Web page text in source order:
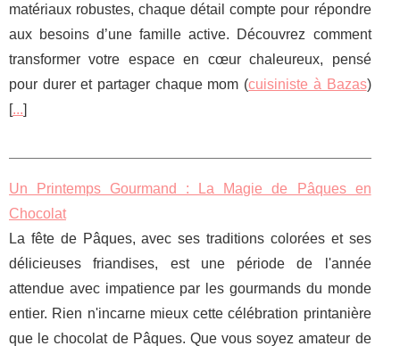
matériaux robustes, chaque détail compte pour répondre
aux besoins d’une famille active. Découvrez comment
transformer votre espace en cœur chaleureux, pensé
pour durer et partager chaque mom (cuisiniste à Bazas)
[...]
Un Printemps Gourmand : La Magie de Pâques en
Chocolat
La fête de Pâques, avec ses traditions colorées et ses
délicieuses friandises, est une période de l'année
attendue avec impatience par les gourmands du monde
entier. Rien n'incarne mieux cette célébration printanière
que le chocolat de Pâques. Que vous soyez amateur de